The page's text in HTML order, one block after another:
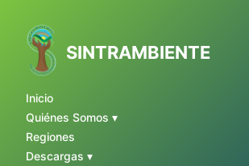
SINTRAMBIENTE
Inicio
Quiénes Somos ▾
Regiones
Descargas ▾
contenido